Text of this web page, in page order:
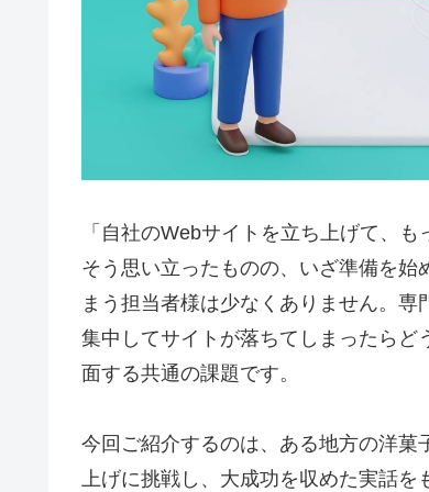
「自社のWebサイトを立ち上げて、も
そう思い立ったものの、いざ準備を
まう担当者様は少なくありません。
集中してサイトが落ちてしまったら
面する共通の課題です。
今回ご紹介するのは、ある地方の洋菓
上げに挑戦し、大成功を収めた実話を